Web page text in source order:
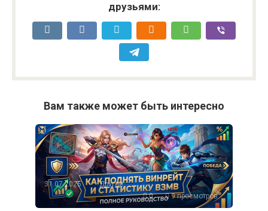
друзьями:
Вам также может быть интересно
31.07.2026
Другое
0
9 просмотров